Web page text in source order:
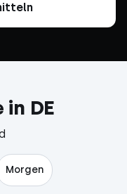
in DE
Morgen